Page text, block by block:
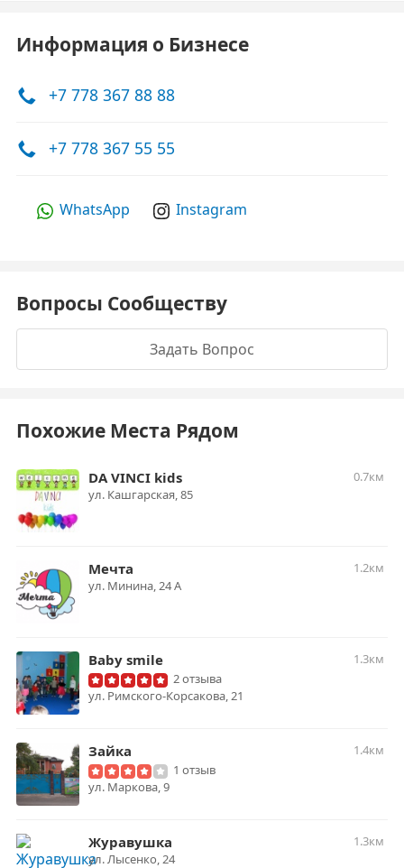
Информация о Бизнесе
+7 778 367 88 88
+7 778 367 55 55
WhatsApp Instagram
Вопросы Сообществу
Задать Вопрос
Похожие Места Рядом
DA VINCI kids
0.7км
ул. Кашгарская, 85
Мечта
1.2км
ул. Минина, 24 А
Baby smile
1.3км
2 отзыва
ул. Римского-Корсакова, 21
Зайка
1.4км
1 отзыв
ул. Маркова, 9
Журавушка
1.3км
​ул. Лысенко, 24